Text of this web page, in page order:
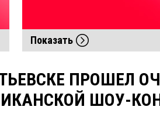
Показать
ПРОШЕЛ
ШОУ-